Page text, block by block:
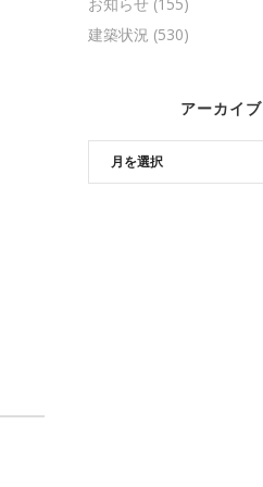
建築状況 (530)
アーカイブ